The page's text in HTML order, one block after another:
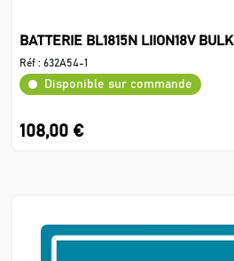
BATTERIE BL1815N LIION18V BULK
Réf : 632A54-1
Disponible sur commande
108,00 €